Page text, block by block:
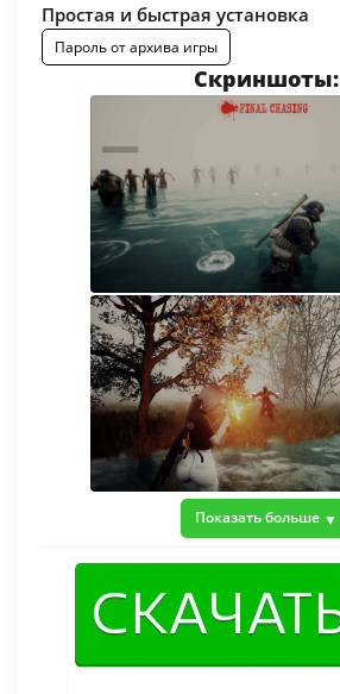
Простая и быстрая установка
Пароль от архива игры
Скриншоты:
Показать больше